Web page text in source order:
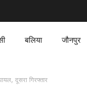
बलिया जौनपुर
दूसरा गिरफ्तार